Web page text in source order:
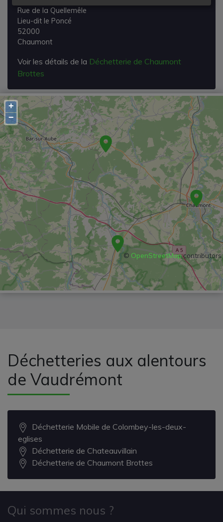
Rue de la Quellemêle
Lieu-dit le Poncé
52000
Chaumont
Voir les détails de la Déchetterie de Chaumont
Brottes
+
−
© OpenStreetMapcontributors
Déchetteries aux alentours
de Vaudrémont
Déchetterie Mobile de Colombey-les-deux-
eglises
Déchetterie de Chateauvillain
Déchetterie de Chaumont Brottes
Qui sommes nous ?